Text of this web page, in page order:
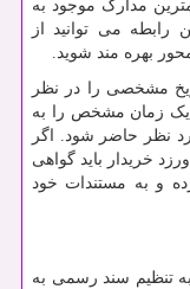
مدارک موجود به
رابطه می توانید از
بهره مند شوید.
مشخصی را در نظر
یک زمان مشخص را به
نظر حاضر شود. اگر
خریدار باید گواهی
و به مستندات خود
تنظیم سند رسمی به